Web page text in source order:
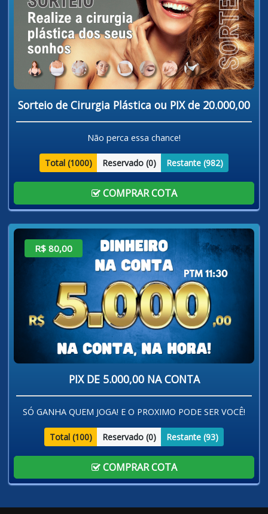
Sorteio de Cirurgia Plástica ou PIX de 20.000,00
Não perca essa chance!
Total (1000) Reservado (0) Restante (982)
COMPRAR COTA
R$ 80,00
PIX DE 5.000,00 NA CONTA
SÓ GANHA QUEM JOGA! E O PROXIMO PODE SER VOCÊ!
Total (100) Reservado (0) Restante (93)
COMPRAR COTA